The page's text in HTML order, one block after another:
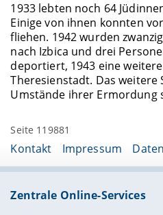
1933 lebten noch 64
Einige von ihnen konnten
fliehen. 1942 wurden
nach Izbica und drei
deportiert, 1943 eine
Theresienstadt. Das weitere
Umstände ihrer Ermordung
Seite 119881
Kontakt Impressum
Zentrale Online-Services